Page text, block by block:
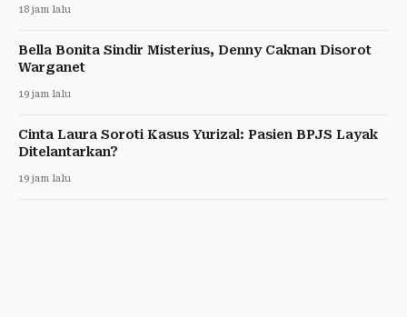
18 jam lalu
Bella Bonita Sindir Misterius, Denny Caknan Disorot
Warganet
19 jam lalu
Cinta Laura Soroti Kasus Yurizal: Pasien BPJS Layak
Ditelantarkan?
19 jam lalu